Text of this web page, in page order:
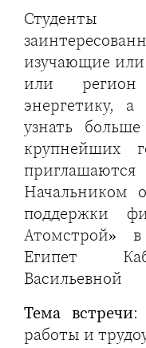
изучающие
или регион
энергетику,
узнать
крупнейших
Начальником
поддержки
Атомстрой»
Египет
Васильевной
Тема встречи:
работы и